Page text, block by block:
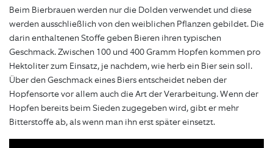
Beim Bierbrauen werden nur die Dolden verwendet und diese
werden ausschließlich von den weiblichen Pflanzen gebildet. Die
darin enthaltenen Stoffe geben Bieren ihren typischen
Geschmack. Zwischen 100 und 400 Gramm Hopfen kommen pro
Hektoliter zum Einsatz, je nachdem, wie herb ein Bier sein soll.
Über den Geschmack eines Biers entscheidet neben der
Hopfensorte vor allem auch die Art der Verarbeitung. Wenn der
Hopfen bereits beim Sieden zugegeben wird, gibt er mehr
Bitterstoffe ab, als wenn man ihn erst später einsetzt.